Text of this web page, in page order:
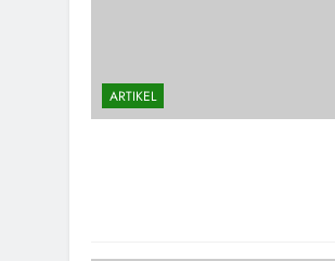
ARTIKEL